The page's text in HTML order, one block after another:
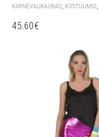
KARNEVALIKAUBAD KOSTÜÜMID
45.60€